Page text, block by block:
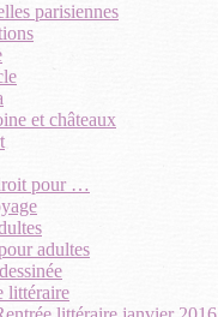
parisiennes
et châteaux
pour …
adultes
littéraire